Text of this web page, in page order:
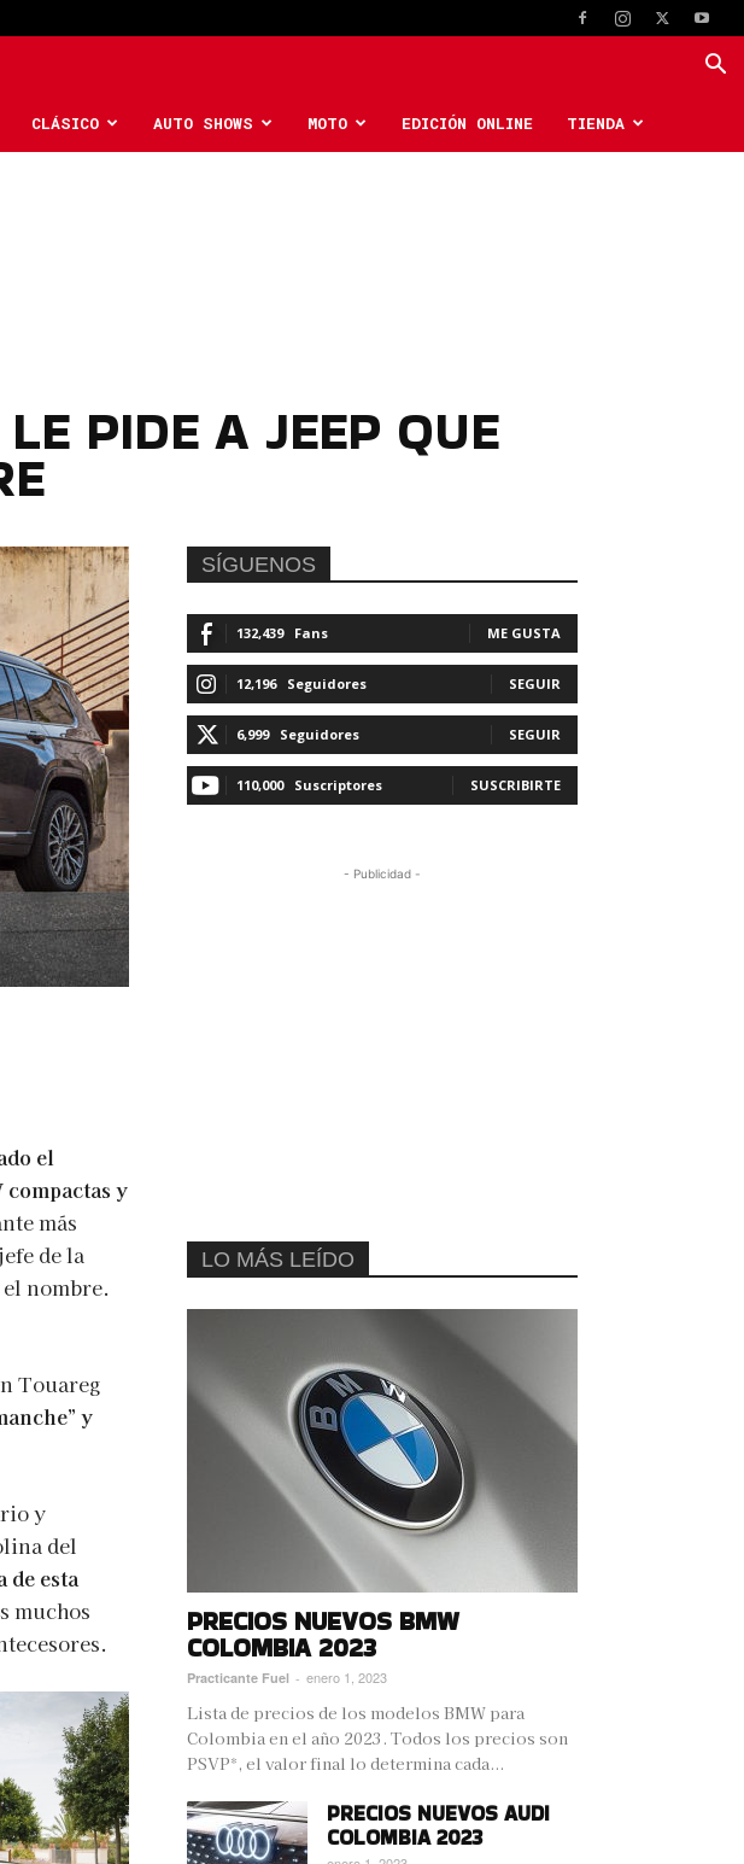
CLÁSICO AUTO SHOWS MOTO EDICIÓN ONLINE TIENDA
PIDE A JEEP QUE
el
compactas y
más
de la
nombre.
Touareg
y
y
del
esta
muchos
SÍGUENOS
132,439 Fans ME GUSTA
12,196 Seguidores SEGUIR
6,999 Seguidores SEGUIR
110,000 Suscriptores SUSCRIBIRTE
- Publicidad -
LO MÁS LEÍDO
PRECIOS NUEVOS BMW
COLOMBIA 2023
Practicante Fuel - enero 1, 2023
Lista de precios de los modelos BMW para
Colombia en el año 2023. Todos los precios son
PSVP*, el valor final lo determina cada...
PRECIOS NUEVOS AUDI
COLOMBIA 2023